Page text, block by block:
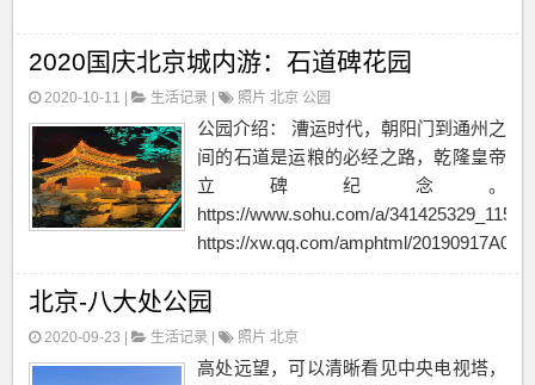
2020国庆北京城内游：石道碑花园
2020-10-11 | 生活记录 照片 北京 公园
公园介绍： 漕运时代，朝阳门到通州之
间的石道是运粮的必经之路，乾隆皇帝
立碑纪念。
https://www.sohu.com/a/
https://xw.qq.com/amphtml/20190917A0...
北京-八大处公园
2020-09-23 | 生活记录 照片 北京
高处远望，可以清晰看见中央电视塔，